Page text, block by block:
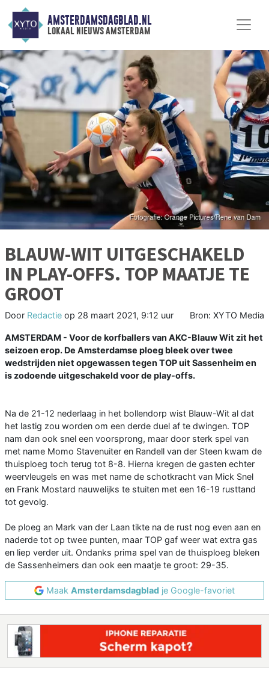
AMSTERDAMSDAGBLAD.NL
lokaal nieuws amsterdam
BLAUW-WIT UITGESCHAKELD
IN PLAY-OFFS. TOP MAATJE TE
GROOT
Door Redactie op 28 maart 2021, 9:12 uur Bron: XYTO Media
AMSTERDAM - Voor de korfballers van AKC-Blauw Wit zit het
seizoen erop. De Amsterdamse ploeg bleek over twee
wedstrijden niet opgewassen tegen TOP uit Sassenheim en
is zodoende uitgeschakeld voor de play-offs.
Na de 21-12 nederlaag in het bollendorp wist Blauw-Wit al dat
het lastig zou worden om een derde duel af te dwingen. TOP
nam dan ook snel een voorsprong, maar door sterk spel van
met name Momo Stavenuiter en Randell van der Steen kwam de
thuisploeg toch terug tot 8-8. Hierna kregen de gasten echter
weervleugels en was met name de schotkracht van Mick Snel
en Frank Mostard nauwelijks te stuiten met een 16-19 rusttand
tot gevolg.
De ploeg an Mark van der Laan tikte na de rust nog even aan en
naderde tot op twee punten, maar TOP gaf weer wat extra gas
en liep verder uit. Ondanks prima spel van de thuisploeg bleken
de Sassenheimers dan ook een maatje te groot: 29-35.
Maak Amsterdamsdagblad je Google-favoriet